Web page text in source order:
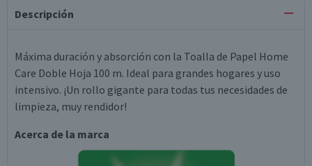
Descripción
Máxima duración y absorción con la Toalla de Papel Home
Care Doble Hoja 100 m. Ideal para grandes hogares y uso
intensivo. ¡Un rollo gigante para todas tus necesidades de
limpieza, muy rendidor!
Acerca de la marca